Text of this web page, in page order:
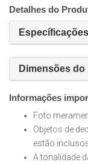
Detalhes do
Dimensões
Informações
Foto
Objetos de
estão
A tonalidade